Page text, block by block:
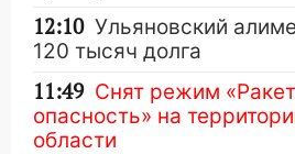
12:10 Ульяновский
120 тысяч долга
11:49 Снят режим
опасность» на
области